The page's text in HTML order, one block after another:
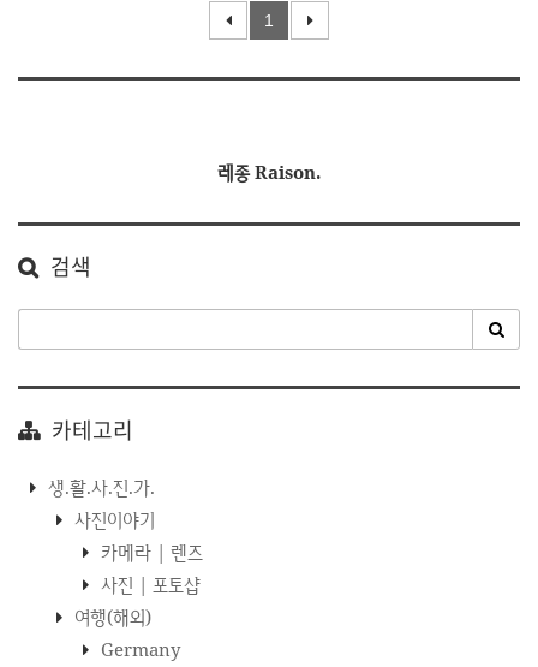
1
레종 Raison.
검색
카테고리
생.활.사.진.가.
사진이야기
카메라 | 렌즈
사진 | 포토샵
여행(해외)
Germany